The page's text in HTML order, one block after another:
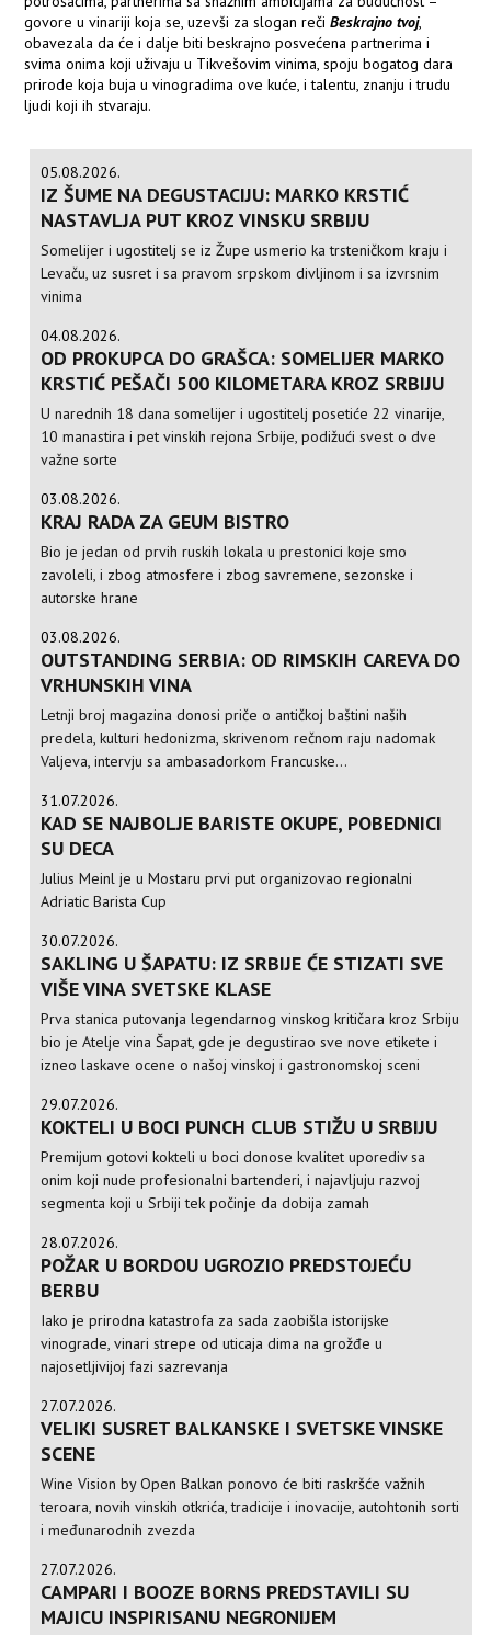
govore u vinariji koja se, uzevši za slogan rečiBeskrajno tvoj,
obavezala da će i dalje biti beskrajno posvećena partnerima i
svima onima koji uživaju u Tikvešovim vinima, spoju bogatog dara
prirode koja buja u vinogradima ove kuće, i talentu, znanju i trudu
ljudi koji ih stvaraju.
05.08.2026.
IZ ŠUME NA DEGUSTACIJU: MARKO KRSTIĆ
NASTAVLJA PUT KROZ VINSKU SRBIJU
Somelijer i ugostitelj se iz Župe usmerio ka trsteničkom kraju i
Levaču, uz susret i sa pravom srpskom divljinom i sa izvrsnim
vinima
04.08.2026.
OD PROKUPCA DO GRAŠCA: SOMELIJER MARKO
KRSTIĆ PEŠAČI 500 KILOMETARA KROZ SRBIJU
U narednih 18 dana somelijer i ugostitelj posetiće 22 vinarije,
10 manastira i pet vinskih rejona Srbije, podižući svest o dve
važne sorte
03.08.2026.
KRAJ RADA ZA GEUM BISTRO
Bio je jedan od prvih ruskih lokala u prestonici koje smo
zavoleli, i zbog atmosfere i zbog savremene, sezonske i
autorske hrane
03.08.2026.
OUTSTANDING SERBIA: OD RIMSKIH CAREVA DO
VRHUNSKIH VINA
Letnji broj magazina donosi priče o antičkoj baštini naših
predela, kulturi hedonizma, skrivenom rečnom raju nadomak
Valjeva, intervju sa ambasadorkom Francuske...
31.07.2026.
KAD SE NAJBOLJE BARISTE OKUPE, POBEDNICI
SU DECA
Julius Meinl je u Mostaru prvi put organizovao regionalni
Adriatic Barista Cup
30.07.2026.
SAKLING U ŠAPATU: IZ SRBIJE ĆE STIZATI SVE
VIŠE VINA SVETSKE KLASE
Prva stanica putovanja legendarnog vinskog kritičara kroz Srbiju
bio je Atelje vina Šapat, gde je degustirao sve nove etikete i
izneo laskave ocene o našoj vinskoj i gastronomskoj sceni
29.07.2026.
KOKTELI U BOCI PUNCH CLUB STIŽU U SRBIJU
Premijum gotovi kokteli u boci donose kvalitet uporediv sa
onim koji nude profesionalni bartenderi, i najavljuju razvoj
segmenta koji u Srbiji tek počinje da dobija zamah
28.07.2026.
POŽAR U BORDOU UGROZIO PREDSTOJEĆU
BERBU
Iako je prirodna katastrofa za sada zaobišla istorijske
vinograde, vinari strepe od uticaja dima na grožđe u
najosetljivijoj fazi sazrevanja
27.07.2026.
VELIKI SUSRET BALKANSKE I SVETSKE VINSKE
SCENE
Wine Vision by Open Balkan ponovo će biti raskršće važnih
teroara, novih vinskih otkrića, tradicije i inovacije, autohtonih sorti
i međunarodnih zvezda
27.07.2026.
CAMPARI I BOOZE BORNS PREDSTAVILI SU
MAJICU INSPIRISANU NEGRONIJEM